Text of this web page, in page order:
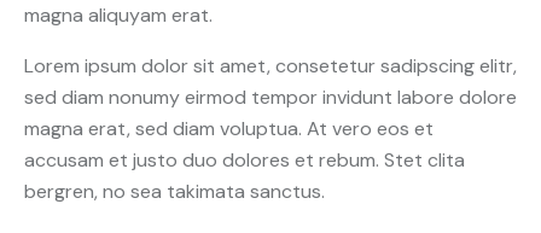
magna aliquyam erat.
Lorem ipsum dolor sit amet, consetetur sadipscing elitr,
sed diam nonumy eirmod tempor invidunt labore dolore
magna erat, sed diam voluptua. At vero eos et
accusam et justo duo dolores et rebum. Stet clita
bergren, no sea takimata sanctus.